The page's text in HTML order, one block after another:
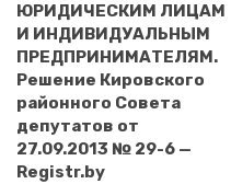
ЮРИДИЧЕСКИМ ЛИЦАМ
И ИНДИВИДУАЛЬНЫМ
ПРЕДПРИНИМАТЕЛЯМ.
Решение Кировского
районного Совета
депутатов от
27.09.2013 № 29-6 —
Registr.by